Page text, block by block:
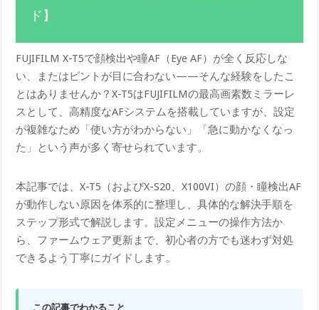
ド】
FUJIFILM X-T5で顔検出や瞳AF（Eye AF）が全く反応しな
い、またはピントが目に合わない——そんな経験をしたこ
とはありませんか？X-T5はFUJIFILMの最高画素数ミラーレ
スとして、高精度なAFシステムを搭載していますが、設定
が複雑なため「使い方がわからない」「急に動かなくなっ
た」という声が多く寄せられています。
本記事では、X-T5（およびX-S20、X100VI）の顔・瞳検出AF
が動作しない原因を体系的に整理し、具体的な解決手順を
ステップ形式で解説します。設定メニューの操作方法か
ら、ファームウェア更新まで、初心者の方でも迷わず対処
できるよう丁寧にガイドします。
この記事でわかること